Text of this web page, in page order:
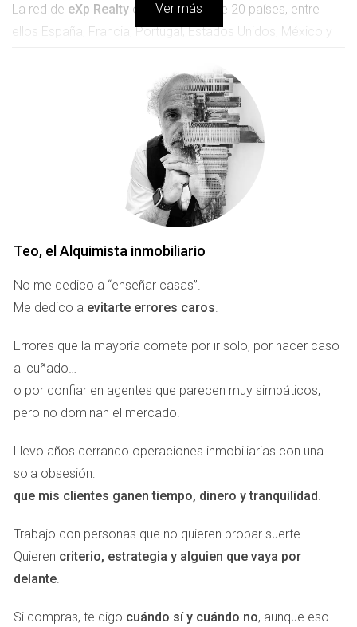
La red de eXp Realty opera en más de 20 países, entre
ellos España, Francia, Portugal, Estados Unidos, México y
país sin cambiar de empresa ni montar nuevas estructuras
legales. Un único contrato, un único backoffice, y el mundo
Comunidad y colaboración sin
El gran activo de eXp es su comunidad internacional. Miles
eXp World
eventos globales, compartiendo estrategias, clientes e
incluso comisiones. Desde Marbella, puedes crear alianzas
con agentes en cualquier continente sin moverte de tu
Tecnología y herramientas de
vanguardia
El ecosistema digital de eXp incluye CRM adaptados a
y plataformas de formación continua en múltiples idiomas.
Esto permite escalar equipos sin fricción y mantener el
control total de tus operaciones en tiempo real.
Oficinas y espacios de trabajo
internacionales
acceso a más de 4.000 oficinas, coworkings y salas de
Ver más
Teo, el Alquimista inmobiliario
No me dedico a “enseñar casas”.
Me dedico a evitarte errores caros.
Errores que la mayoría comete por ir solo, por hacer caso
al cuñado…
o por confiar en agentes que parecen muy simpáticos,
pero no dominan el mercado.
Llevo años cerrando operaciones inmobiliarias con una
sola obsesión:
que mis clientes ganen tiempo, dinero y tranquilidad.
Trabajo con personas que no quieren probar suerte.
Quieren criterio, estrategia y alguien que vaya por
delante.
Si compras, te digo cuándo sí y cuándo no, aunque eso